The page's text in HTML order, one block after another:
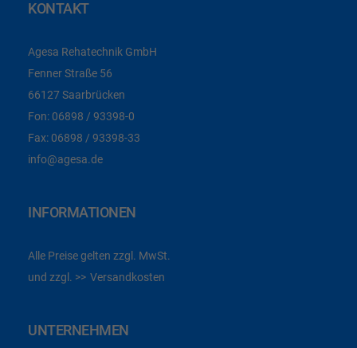
KONTAKT
Agesa Rehatechnik GmbH
Fenner Straße 56
66127 Saarbrücken
Fon: 06898 / 93398-0
Fax: 06898 / 93398-33
info@agesa.de
INFORMATIONEN
Alle Preise gelten zzgl. MwSt.
und zzgl.
Versandkosten
UNTERNEHMEN